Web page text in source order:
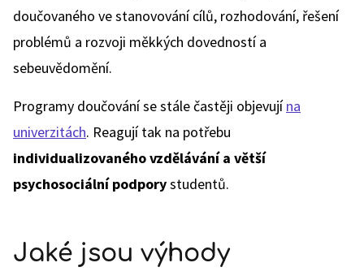
doučovaného ve stanovování cílů, rozhodování, řešení
problémů a rozvoji měkkých dovedností a
sebeuvědomění.
Programy doučování se stále častěji objevujína
univerzitách. Reagují tak na potřebu
individualizovaného vzdělávání a větší
psychosociální podporystudentů.
Jaké jsou výhody